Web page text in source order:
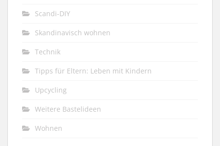
Scandi-DIY
Skandinavisch wohnen
Technik
Tipps für Eltern: Leben mit Kindern
Upcycling
Weitere Bastelideen
Wohnen